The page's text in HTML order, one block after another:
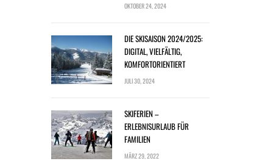
OKTOBER 24, 2024
DIE SKISAISON 2024/2025:
DIGITAL, VIELFÄLTIG,
KOMFORTORIENTIERT
JULI 30, 2024
SKIFERIEN –
ERLEBNISURLAUB FÜR
FAMILIEN
MÄRZ 29, 2022